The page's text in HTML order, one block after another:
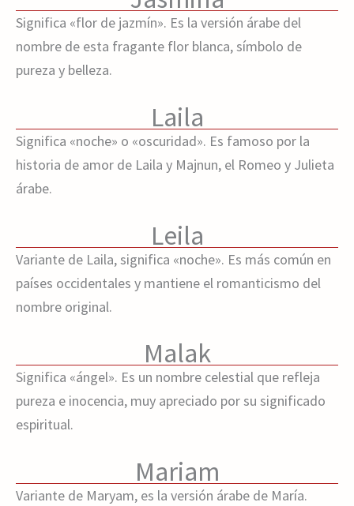
Significa «flor de jazmín». Es la versión árabe del
nombre de esta fragante flor blanca, símbolo de
pureza y belleza.
Laila
Significa «noche» o «oscuridad». Es famoso por la
historia de amor de Laila y Majnun, el Romeo y Julieta
árabe.
Leila
Variante de Laila, significa «noche». Es más común en
países occidentales y mantiene el romanticismo del
nombre original.
Malak
Significa «ángel». Es un nombre celestial que refleja
pureza e inocencia, muy apreciado por su significado
espiritual.
Mariam
Variante de Maryam, es la versión árabe de María.